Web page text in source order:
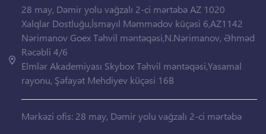
28 may, Dəmir yolu vağzalı 2-ci mərtəbə AZ 1020
Xalqlar Dostluğu,İsmayıl Məmmədov küçəsi 6,AZ1142
Nərimanov Goex Təhvil məntəqəsi,N.Nərimanov, Əhməd
Rəcəbli 4/6
Elmlər Akademiyası Skybox Təhvil məntəqəsi,Yasamal
rayonu, Şəfayət Mehdiyev küçəsi 16B
Mərkəzi ofis: 28 may, Dəmir yolu vağzalı 2-ci mərtəbə